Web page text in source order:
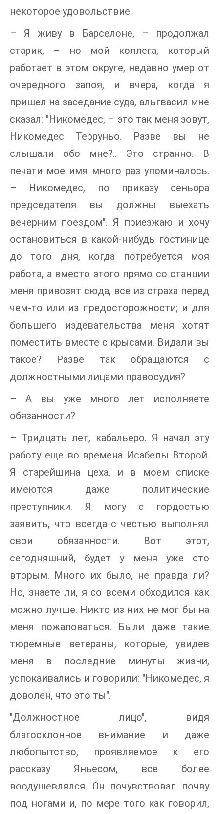
некоторое удовольствие.
– Я живу в Барселоне, – продолжал
старик, – но мой коллега, который
работает в этом округе, недавно умер от
очередного запоя, и вчера, когда я
пришел на заседание суда, альгвасил мне
сказал: "Никомедес, – это так меня зовут,
Никомедес Терруньо. Разве вы не
слышали обо мне?.. Это странно. В
печати мое имя много раз упоминалось.
– Никомедес, по приказу сеньора
председателя вы должны выехать
вечерним поездом". Я приезжаю и хочу
остановиться в какой-нибудь гостинице
до того дня, когда потребуется моя
работа, а вместо этого прямо со станции
меня привозят сюда, все из страха перед
чем-то или из предосторожности; и для
большего издевательства меня хотят
поместить вместе с крысами. Видали вы
такое? Разве так обращаются с
должностными лицами правосудия?
– А вы уже много лет исполняете
обязанности?
– Тридцать лет, кабальеро. Я начал эту
работу еще во времена Исабелы Второй.
Я старейшина цеха, и в моем списке
имеются даже политические
преступники. Я могу с гордостью
заявить, что всегда с честью выполнял
свои обязанности. Вот этот,
сегодняшний, будет у меня уже сто
вторым. Много их было, не правда ли?
Но, знаете ли, я со всеми обходился как
можно лучше. Никто из них не мог бы на
меня пожаловаться. Были даже такие
тюремные ветераны, которые, увидев
меня в последние минуты жизни,
успокаивались и говорили: "Никомедес, я
доволен, что это ты".
"Должностное лицо", видя
благосклонное внимание и даже
любопытство, проявляемое к его
рассказу Яньесом, все более
воодушевлялся. Он почувствовал почву
под ногами и, по мере того как говорил,